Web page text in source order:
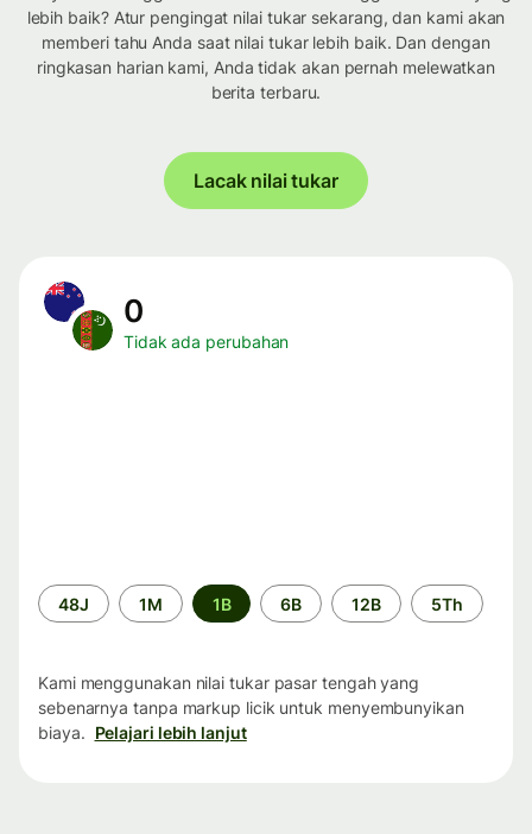
lebih baik? Atur pengingat nilai tukar sekarang, dan kami akan
memberi tahu Anda saat nilai tukar lebih baik. Dan dengan
ringkasan harian kami, Anda tidak akan pernah melewatkan
berita terbaru.
Lacak nilai tukar
0
Tidak ada perubahan
Periode
waktu
48J 1M 1B 6B 12B 5Th
Kami menggunakan nilai tukar pasar tengah yang
sebenarnya tanpa markup licik untuk menyembunyikan
biaya. Pelajari lebih lanjut